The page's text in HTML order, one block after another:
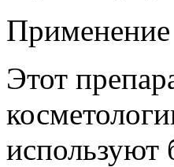
Этот
используют